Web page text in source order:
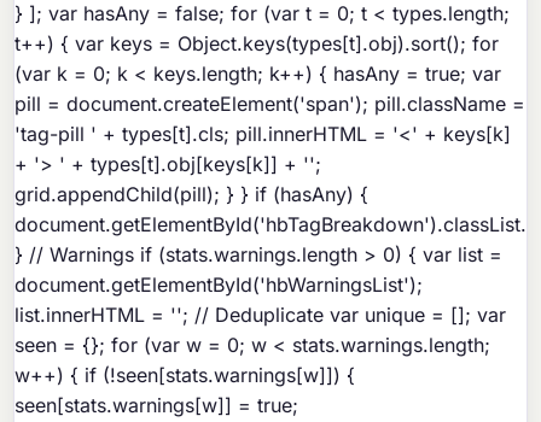
} ]; var hasAny = false; for (var t = 0; t < types.length;
t++) { var keys = Object.keys(types[t].obj).sort(); for
(var k = 0; k < keys.length; k++) { hasAny = true; var
pill = document.createElement('span'); pill.className =
'tag-pill ' + types[t].cls; pill.innerHTML = '<' + keys[k]
+ '> ' + types[t].obj[keys[k]] + '';
grid.appendChild(pill); } } if (hasAny) {
} // Warnings if (stats.warnings.length > 0) { var list =
document.getElementById('hbWarningsList');
list.innerHTML = ''; // Deduplicate var unique = []; var
seen = {}; for (var w = 0; w < stats.warnings.length;
w++) { if (!seen[stats.warnings[w]]) {
seen[stats.warnings[w]] = true;